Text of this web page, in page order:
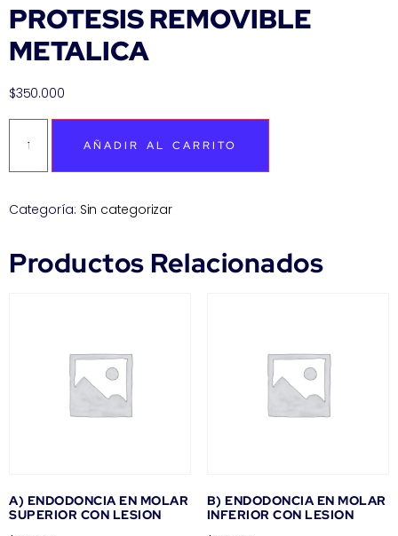
PROTESIS REMOVIBLE
METALICA
$350.000
AÑADIR AL CARRITO
Categoría: Sin categorizar
Productos Relacionados
A) ENDODONCIA EN MOLAR
SUPERIOR CON LESION
B) ENDODONCIA EN MOLAR
INFERIOR CON LESION